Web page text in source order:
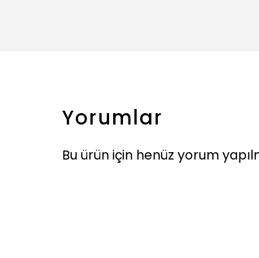
Yorumlar
Bu ürün için henüz yorum